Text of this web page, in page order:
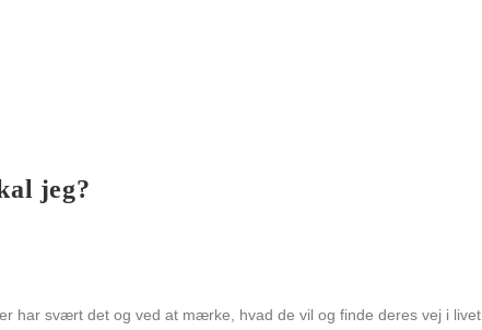
jeg?
har svært det og ved at mærke, hvad de vil og finde deres vej i livet.